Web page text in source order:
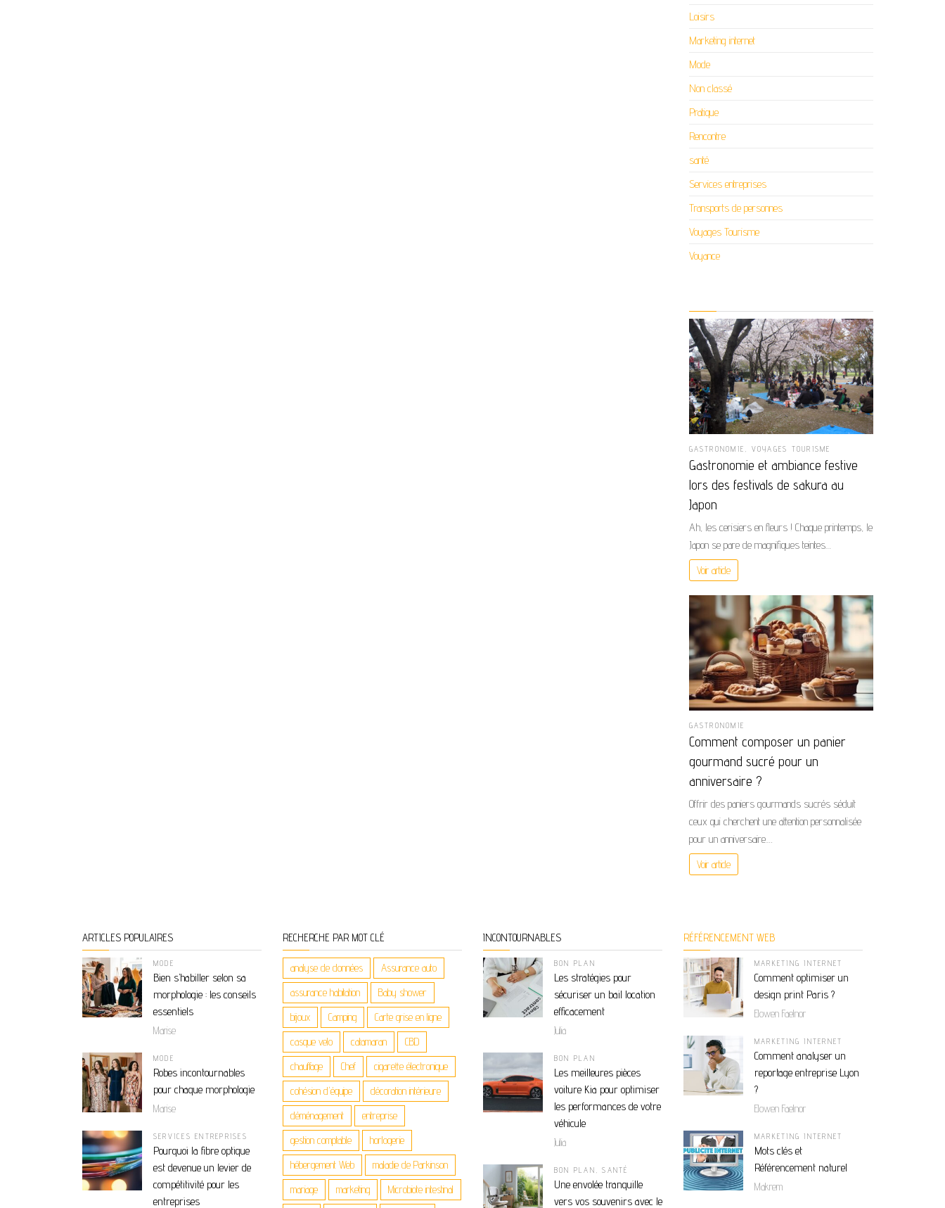
Loisirs
Marketing internet
Mode
Non classé
Pratique
Rencontre
santé
Services entreprises
Transports de personnes
Voyages Tourisme
Voyance
GASTRONOMIE , VOYAGES TOURISME
Gastronomie et ambiance festive
lors des festivals de sakura au
Japon
Ah, les cerisiers en fleurs ! Chaque printemps, le
Japon se pare de magnifiques teintes…
Voir article
GASTRONOMIE
Comment composer un panier
gourmand sucré pour un
anniversaire ?
Offrir des paniers gourmands sucrés séduit
ceux qui cherchent une attention personnalisée
pour un anniversaire.…
Voir article
ARTICLES POPULAIRES
MODE
Bien s’habiller selon sa
morphologie : les conseils
essentiels
Marise
MODE
Robes incontournables
pour chaque morphologie
Marise
SERVICES ENTREPRISES
Pourquoi la fibre optique
est devenue un levier de
compétitivité pour les
entreprises
RECHERCHE PAR MOT CLÉ
analyse de données Assurance auto
assurance habitation Baby shower
bijoux Camping Carte grise en ligne
casque velo catamaran CBD
chauffage Chef cigarette électronique
cohésion d'équipe décoration intérieure
déménagement entreprise
gestion comptable horlogerie
hébergement Web maladie de Parkinson
mariage marketing Microbiote intestinal
INCONTOURNABLES
BON PLAN
Les stratégies pour
sécuriser un bail location
efficacement
Julia
BON PLAN
Les meilleures pièces
voiture Kia pour optimiser
les performances de votre
véhicule
Julia
BON PLAN ,SANTÉ
Une envolée tranquille
vers vos souvenirs avec le
RÉFÉRENCEMENT WEB
MARKETING INTERNET
Comment optimiser un
design print Paris ?
Elowen Faelnor
MARKETING INTERNET
Comment analyser un
reportage entreprise Lyon
?
Elowen Faelnor
MARKETING INTERNET
Mots clés et
Référencement naturel
Makrem